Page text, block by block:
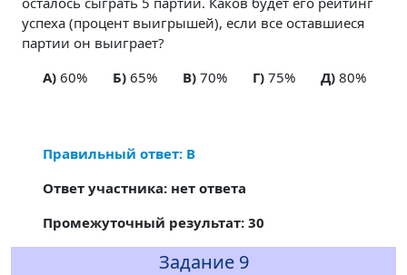
успеха (процент выигрышей), если все оставшиеся
партии он выиграет?
A)60% Б)65% В)70% Г)75% Д)80%
Правильный ответ: В
Ответ участника: нет ответа
Промежуточный результат: 30
Задание 9